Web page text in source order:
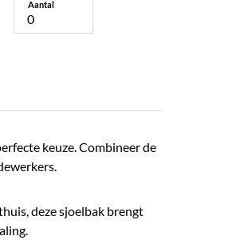
Aantal
keuze. Combineer de
deze sjoelbak brengt